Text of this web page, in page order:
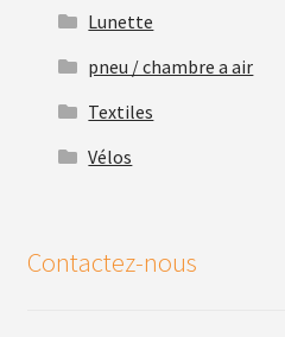
Lunette
pneu / chambre a air
Textiles
Vélos
Contactez-nous